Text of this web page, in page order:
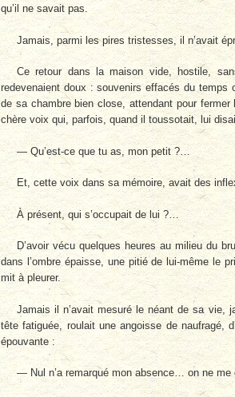
qu’il ne savait pas.
Jamais, parmi les pires tristesses, il n’avait
Ce retour dans la maison vide, hostile,
redevenaient doux : souvenirs effacés du
de sa chambre bien close, attendant pour
chère voix qui, parfois, quand il toussotait, lui
— Qu’est-ce que tu as, mon petit ?…
Et, cette voix dans sa mémoire, avait des
À présent, qui s’occupait de lui ?…
D’avoir vécu quelques heures au milieu du
dans l’ombre épaisse, une pitié de lui-même le
mit à pleurer.
Jamais il n’avait mesuré le néant de sa vie,
tête fatiguée, roulait une angoisse de naufragé,
épouvante :
— Nul n’a remarqué mon absence… on ne